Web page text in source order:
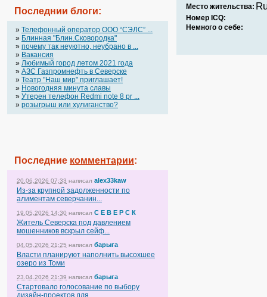
Последнии блоги:
» Телефонный оператор OOO “СЭЛС” ...
» Блинная "Блин.Сковородка"
» почему так неуютно, неубрано в ...
» Вакансия
» Любимый город летом 2021 года
» АЗС Газпромнефть в Северске
» Театр "Наш мир" приглашает!
» Новогодняя минута славы
» Утерен телефон Redmi note 8 pr ...
» розыгрыш или хулиганство?
Последние комментарии:
20.06.2026 07:33 написал alex33kaw
Из-за крупной задолженности по
алиментам северчанин...
19.05.2026 14:30 написал С Е В Е Р С К
Житель Северска под давлением
мошенников вскрыл сейф...
04.05.2026 21:25 написал барыга
Власти планируют наполнить высохшее
озеро из Томи
23.04.2026 21:39 написал барыга
Стартовало голосование по выбору
дизайн-проектов для...
Место жительства:
Номер ICQ:
Немного о себе: